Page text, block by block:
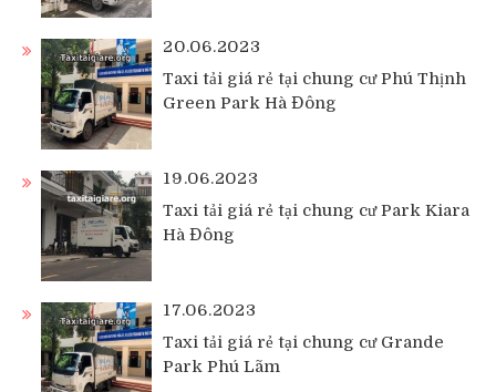
20.06.2023
Taxi tải giá rẻ tại chung cư Phú Thịnh
Green Park Hà Đông
19.06.2023
Taxi tải giá rẻ tại chung cư Park Kiara
Hà Đông
17.06.2023
Taxi tải giá rẻ tại chung cư Grande
Park Phú Lãm